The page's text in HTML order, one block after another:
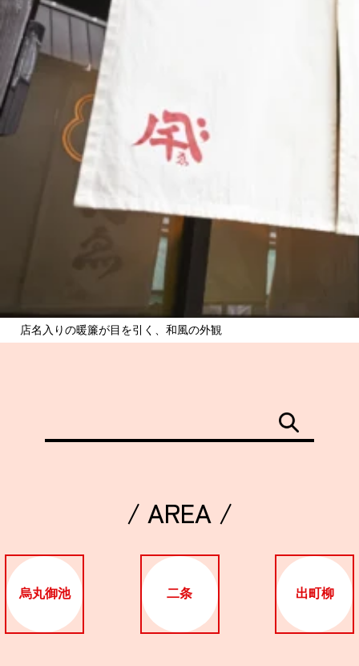
店名入りの暖簾が目を引く、和風の外観
/ AREA /
烏丸御池 二条 出町柳